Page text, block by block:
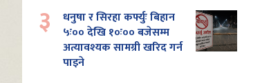
३
धनुषा र सिरहा कर्फ्युः बिहान
५ः०० देखि १०ः०० बजेसम्म
अत्यावश्यक सामग्री खरिद गर्न
पाइने